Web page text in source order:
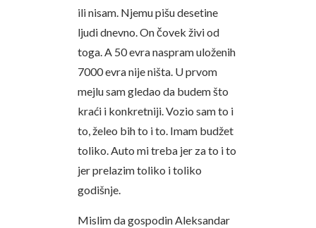
ili nisam. Njemu pišu desetine
ljudi dnevno. On čovek živi od
toga. A 50 evra naspram uloženih
7000 evra nije ništa. U prvom
mejlu sam gledao da budem što
kraći i konkretniji. Vozio sam to i
to, želeo bih to i to. Imam budžet
toliko. Auto mi treba jer za to i to
jer prelazim toliko i toliko
godišnje.
Mislim da gospodin Aleksandar